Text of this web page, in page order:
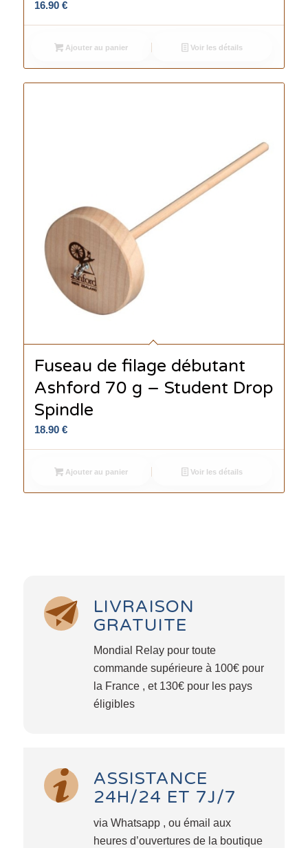
16.90 €
Ajouter au panier Voir les détails
Fuseau de filage débutant
Ashford 70 g – Student Drop
Spindle
18.90 €
Ajouter au panier Voir les détails
LIVRAISON
GRATUITE
Mondial Relay pour toute
commande supérieure à 100€ pour
la France , et 130€ pour les pays
éligibles
ASSISTANCE
24H/24 ET 7J/7
via Whatsapp , ou émail aux
heures d’ouvertures de la boutique